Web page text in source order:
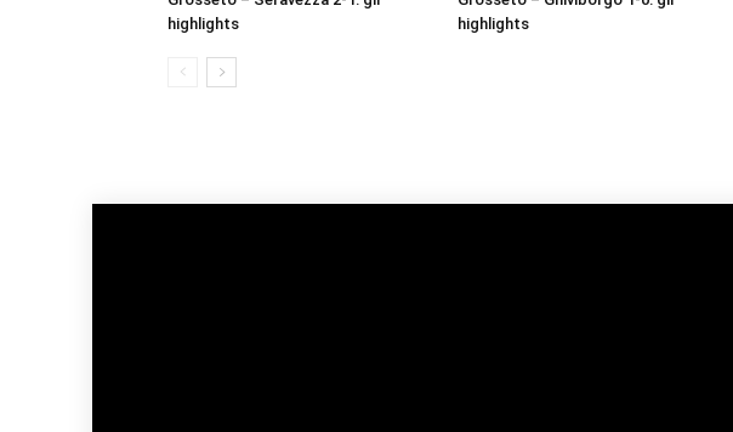
highlights
highlights